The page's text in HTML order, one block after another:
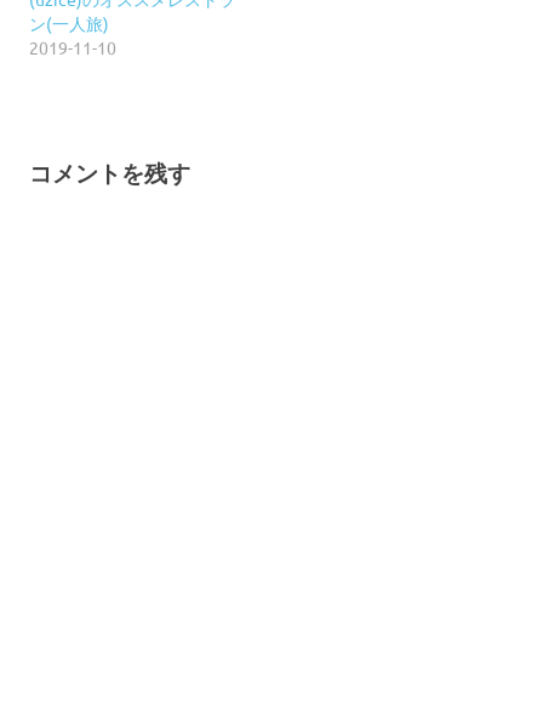
ン(一人旅)
2019-11-10
コメントを残す